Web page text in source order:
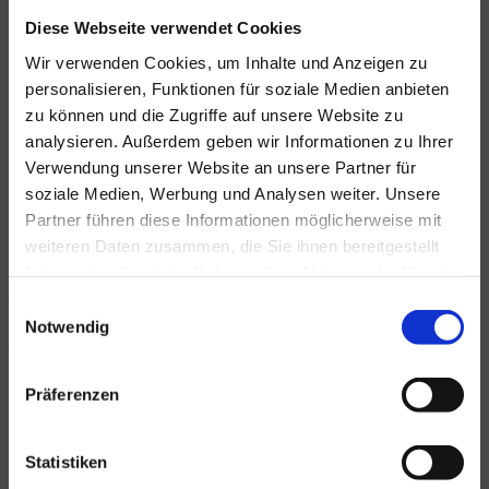
Diese Webseite verwendet Cookies
Wir verwenden Cookies, um Inhalte und Anzeigen zu
personalisieren, Funktionen für soziale Medien anbieten
zu können und die Zugriffe auf unsere Website zu
analysieren. Außerdem geben wir Informationen zu Ihrer
Verwendung unserer Website an unsere Partner für
soziale Medien, Werbung und Analysen weiter. Unsere
Partner führen diese Informationen möglicherweise mit
weiteren Daten zusammen, die Sie ihnen bereitgestellt
Notwendig
Präferenzen
Statistiken
Für alle Ihre Veranstaltungen
und Feste
Hansen Events ist Ihr Partner für
Veranstaltungen von groß bis klein.